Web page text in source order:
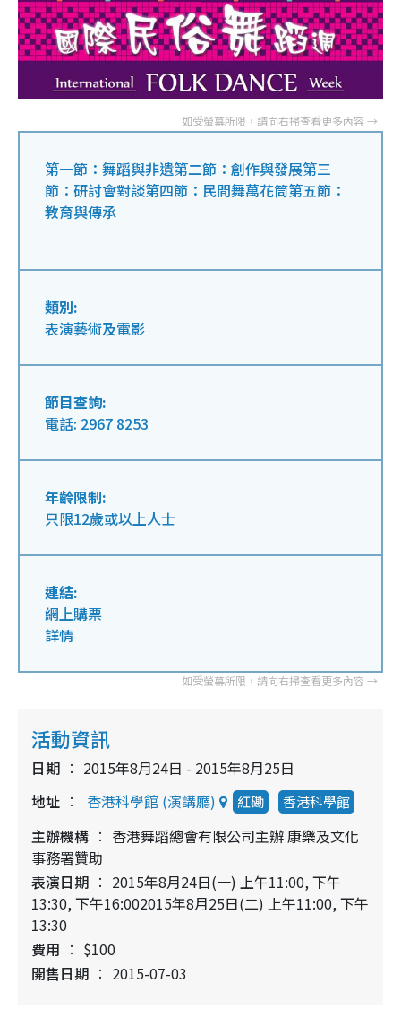
第一節：舞蹈與非遺第二節：創作與發展第三
節：研討會對談第四節：民間舞萬花筒第五節：
教育與傳承
類別:
表演藝術及電影
節目查詢:
電話: 2967 8253
年齡限制:
只限12歲或以上人士
連結:
網上購票
詳情
活動資訊
日期
2015年8月24日 - 2015年8月25日
地址
香港科學館 (演講廳) 紅磡 香港科學館
主辦機構
香港舞蹈總會有限公司主辦 康樂及文化
事務署贊助
表演日期
2015年8月24日(一) 上午11:00, 下午
13:30, 下午16:002015年8月25日(二) 上午11:00, 下午
13:30
費用
$100
開售日期
2015-07-03